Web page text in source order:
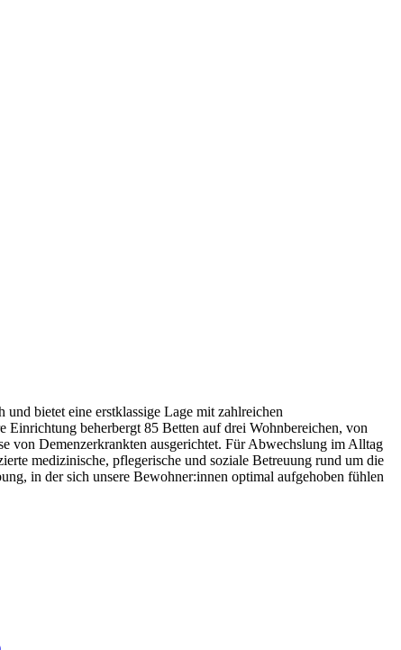
bietet eine erstklassige Lage mit zahlreichen
Einrichtung beherbergt 85 Betten auf drei Wohnbereichen, von
von Demenzerkrankten ausgerichtet. Für Abwechslung im Alltag
medizinische, pflegerische und soziale Betreuung rund um die
in der sich unsere Bewohner:innen optimal aufgehoben fühlen